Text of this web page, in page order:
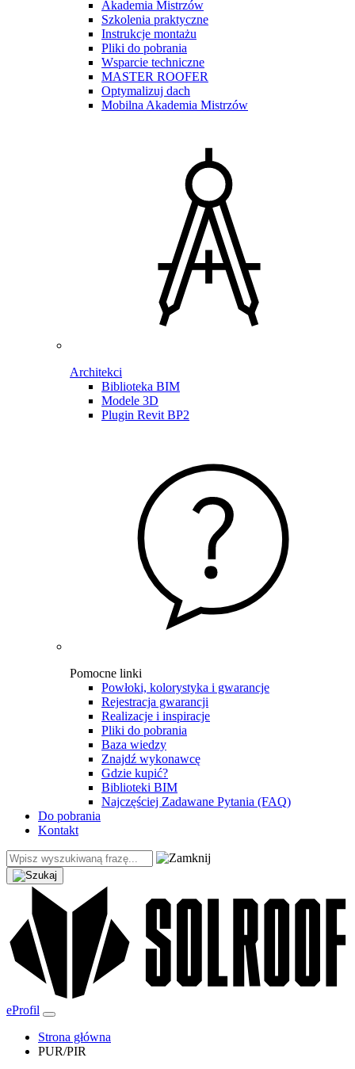
Akademia Mistrzów
Szkolenia praktyczne
Instrukcje montażu
Pliki do pobrania
Wsparcie techniczne
MASTER ROOFER
Optymalizuj dach
Mobilna Akademia Mistrzów
Architekci
Biblioteka BIM
Modele 3D
Plugin Revit BP2
Pomocne linki
Powłoki, kolorystyka i gwarancje
Rejestracja gwarancji
Realizacje i inspiracje
Pliki do pobrania
Baza wiedzy
Znajdź wykonawcę
Gdzie kupić?
Biblioteki BIM
Najczęściej Zadawane Pytania (FAQ)
Do pobrania
Kontakt
eProfil
Strona główna
PUR/PIR